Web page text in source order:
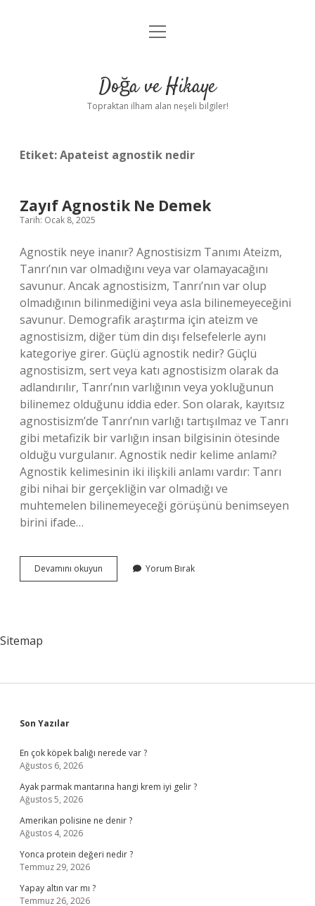
Anasayfa
Yasal Uyarı
menüyü
Doğa ve Hikaye
Topraktan ilham alan neşeli bilgiler!
Etiket:Apateist agnostik nedir
Zayıf Agnostik Ne Demek
Tarih: Ocak 8, 2025
Agnostik neye inanır? Agnostisizm Tanımı Ateizm,
Tanrı’nın var olmadığını veya var olamayacağını
savunur. Ancak agnostisizm, Tanrı’nın var olup
olmadığının bilinmediğini veya asla bilinemeyeceğini
savunur. Demografik araştırma için ateizm ve
agnostisizm, diğer tüm din dışı felsefelerle aynı
kategoriye girer. Güçlü agnostik nedir? Güçlü
agnostisizm, sert veya katı agnostisizm olarak da
adlandırılır, Tanrı’nın varlığının veya yokluğunun
bilinemez olduğunu iddia eder. Son olarak, kayıtsız
agnostisizm’de Tanrı’nın varlığı tartışılmaz ve Tanrı
gibi metafizik bir varlığın insan bilgisinin ötesinde
olduğu vurgulanır. Agnostik nedir kelime anlamı?
Agnostik kelimesinin iki ilişkili anlamı vardır: Tanrı
gibi nihai bir gerçekliğin var olmadığı ve
muhtemelen bilinemeyeceği görüşünü benimseyen
birini ifade…
Devamını okuyun
Agnostik
Yorum Bırak
Sitemap
Sidebar
Son Yazılar
En çok köpek balığı nerede var ?
Ağustos 6, 2026
Ayak parmak mantarına hangi krem iyi gelir ?
Ağustos 5, 2026
Amerikan polisine ne denir ?
Ağustos 4, 2026
Yonca protein değeri nedir ?
Temmuz 29, 2026
Yapay altın var mı ?
Temmuz 26, 2026